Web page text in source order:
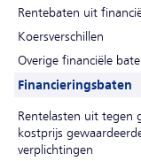
Rentebaten uit
Koersverschillen
Overige financiële
Financieringsbaten
Rentelasten uit tegen
kostprijs
verplichtingen